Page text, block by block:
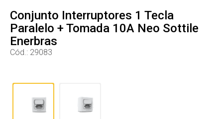
Conjunto Interruptores 1 Tecla
Paralelo + Tomada 10A Neo Sottile
Enerbras
Cód.: 29083